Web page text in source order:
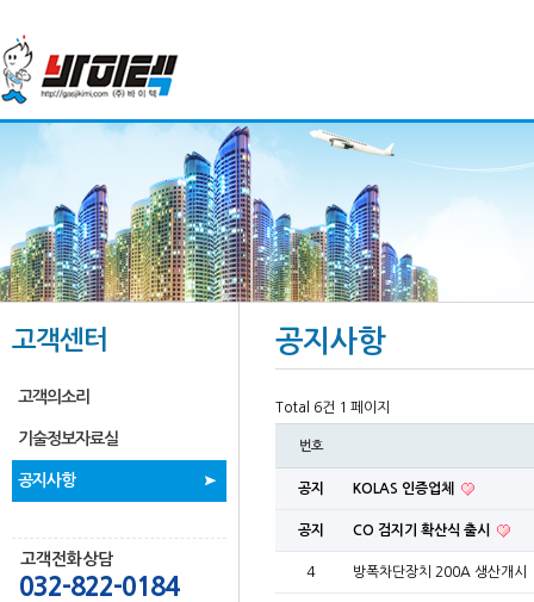
고객센터
고객의소리
기술정보자료실
공지사항
고객전화상담
032-822-0184
공지사항
Total 6건 1 페이지
번호
공지 KOLAS 인증업체
공지 CO 검지기 확산식 출시
4 방폭차단장치 200A 생산개시